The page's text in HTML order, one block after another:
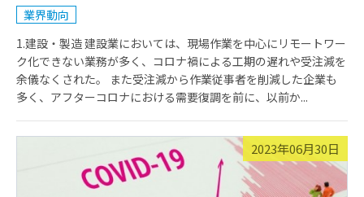
業界動向
1.建設・製造 建設業においては、現場作業を中心にリモートワー
ク化できない業務が多く、コロナ禍による工期の遅れや受注減を
余儀なくされた。 また受注減から作業従事者を削減した企業も
多く、アフターコロナにおける需要復調を前に、以前か...
2023年06月30日